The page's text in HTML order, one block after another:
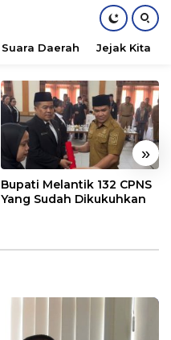
Suara Daerah Jejak Kita
»
Bupati Melantik 132 CPNS
Yang Sudah Dikukuhkan